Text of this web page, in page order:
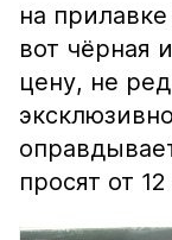
на
вот чёрная
цену, не
просят от